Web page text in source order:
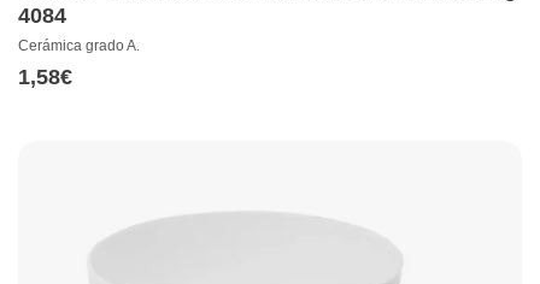
4084
Cerámica grado A.
1,58€